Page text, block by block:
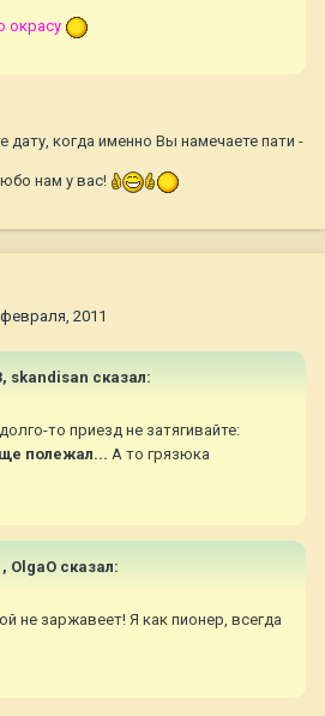
окрасу
дату, когда именно Вы намечаете пати -
нам у вас!
2011
skandisan сказал:
то приезд не затягивайте:
полежал... А то грязюка
OlgaO сказал:
не заржавеет! Я как пионер, всегда